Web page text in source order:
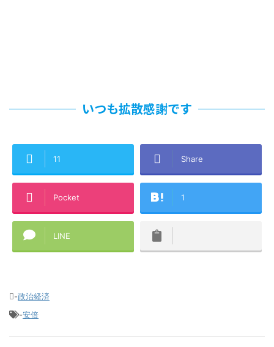
いつも拡散感謝です
11 Share
Pocket 1
LINE
-政治経済
-安倍